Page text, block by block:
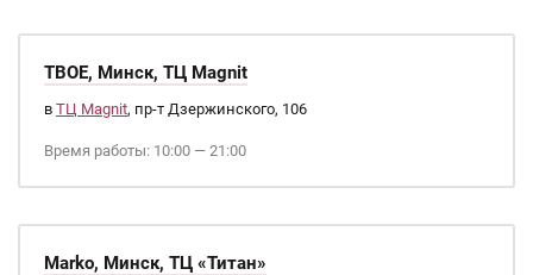
ТВОЕ, Минск, ТЦ Magnit
в ТЦ Magnit, пр-т Дзержинского, 106
Время работы: 10:00 — 21:00
Marko, Минск, ТЦ «Титан»